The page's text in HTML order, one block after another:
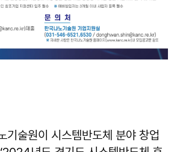
기술원이 시스템반도체 분야 창업